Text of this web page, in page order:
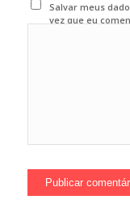
Salvar meus
vez que eu